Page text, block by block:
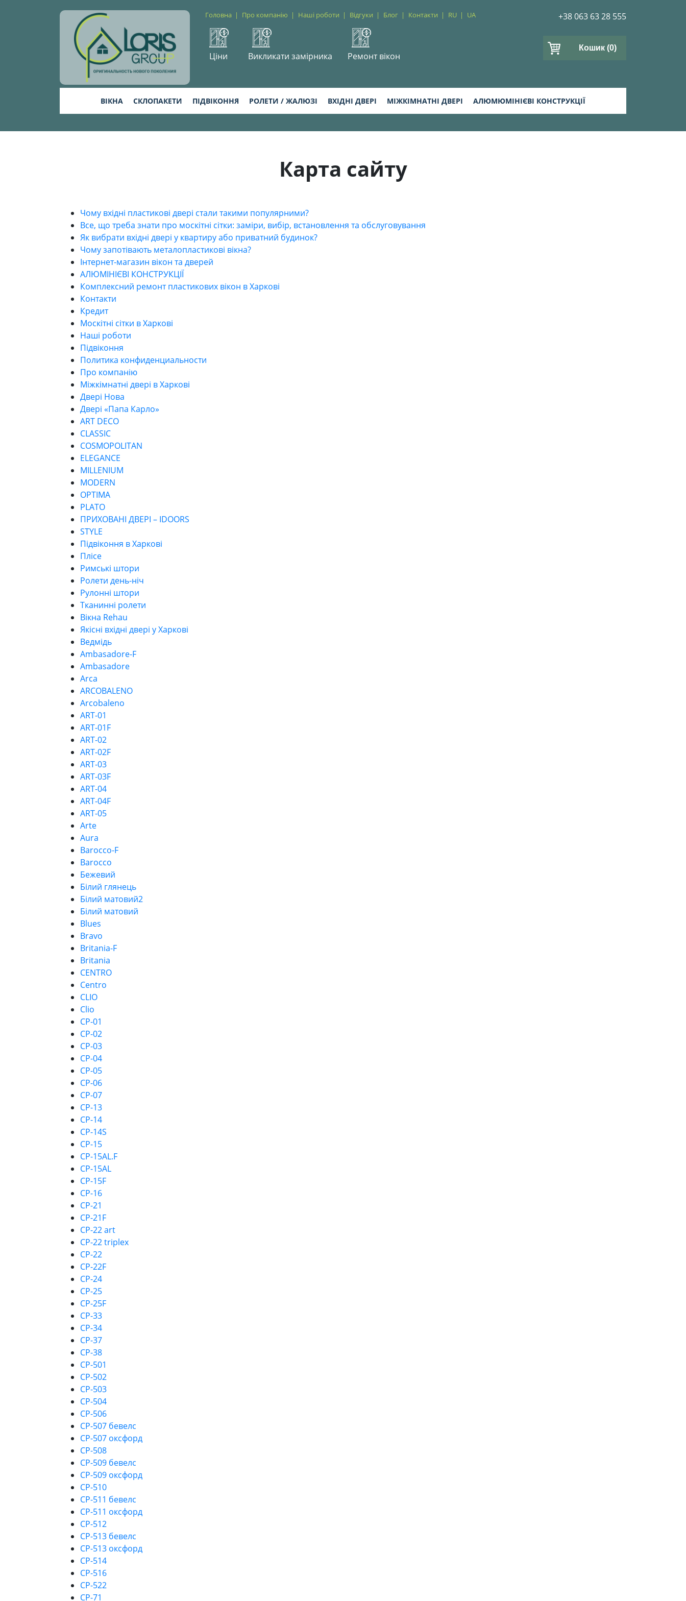
Головна Про компанію Наші роботи Відгуки Блог Контакти RU UA
Ціни Викликати замірника Ремонт вікон
+38 063 63 28 555
Кошик (0)
ВІКНА СКЛОПАКЕТИ ПІДВІКОННЯ РОЛЕТИ / ЖАЛЮЗІ ВХІДНІ ДВЕРІ МІЖКІМНАТНІ ДВЕРІ АЛЮМЮМІНІЄВІ КОНСТРУКЦІЇ
Карта сайту
Чому вхідні пластикові двері стали такими популярними?
Все, що треба знати про москітні сітки: заміри, вибір, встановлення та обслуговування
Як вибрати вхідні двері у квартиру або приватний будинок?
Чому запотівають металопластикові вікна?
Інтернет-магазин вікон та дверей
АЛЮМІНІЄВІ КОНСТРУКЦІЇ
Комплексний ремонт пластикових вікон в Харкові
Контакти
Кредит
Москітні сітки в Харкові
Наші роботи
Підвіконня
Политика конфиденциальности
Про компанію
Міжкімнатні двері в Харкові
Двері Нова
Двері «Папа Карло»
ART DECO
CLASSIC
COSMOPOLITAN
ELEGANCE
MILLENIUM
MODERN
OPTIMA
PLATO
ПРИХОВАНІ ДВЕРІ – IDOORS
STYLE
Підвіконня в Харкові
Плісе
Римські штори
Ролети день-ніч
Рулонні штори
Тканинні ролети
Вікна Rehau
Якісні вхідні двері у Харкові
Ведмідь
Ambasadore-F
Ambasadore
Arca
ARCOBALENO
Arcobaleno
ART-01
ART-01F
ART-02
ART-02F
ART-03
ART-03F
ART-04
ART-04F
ART-05
Arte
Aura
Barocco-F
Barocco
Бежевий
Білий глянець
Білий матовий2
Білий матовий
Blues
Bravo
Britania-F
Britania
CENTRO
Centro
CLIO
Clio
CP-01
CP-02
CP-03
CP-04
CP-05
CP-06
CP-07
CP-13
CP-14
CP-14S
CP-15
CP-15AL.F
CP-15AL
CP-15F
CP-16
CP-21
CP-21F
CP-22 art
CP-22 triplex
CP-22
CP-22F
CP-24
CP-25
CP-25F
CP-33
CP-34
CP-37
CP-38
CP-501
CP-502
CP-503
CP-504
CP-506
CP-507 бевелс
CP-507 оксфорд
CP-508
CP-509 бевелс
CP-509 оксфорд
CP-510
CP-511 бевелс
CP-511 оксфорд
CP-512
CP-513 бевелс
CP-513 оксфорд
CP-514
CP-516
CP-522
CP-71